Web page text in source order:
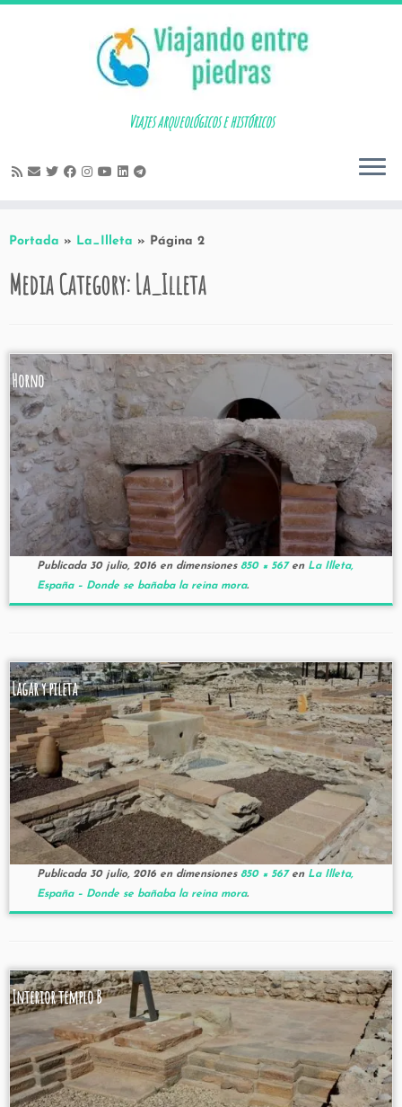
Skip
Viajes arqueológicos e históricos
Portada » La_Illeta » Página 2
Media Category:La_Illeta
Horno
Publicada 30 julio, 2016en dimensiones850 × 567enLa Illeta,
España – Donde se bañaba la reina mora.
Lagar y pileta
Publicada 30 julio, 2016en dimensiones850 × 567enLa Illeta,
España – Donde se bañaba la reina mora.
Interior templo B